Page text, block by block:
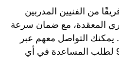
من الفنيين المدربين
المعقدة، مع ضمان سرعة
يمكنك التواصل معهم عبر
الرقم 966533910940 لطلب المساعدة في أي